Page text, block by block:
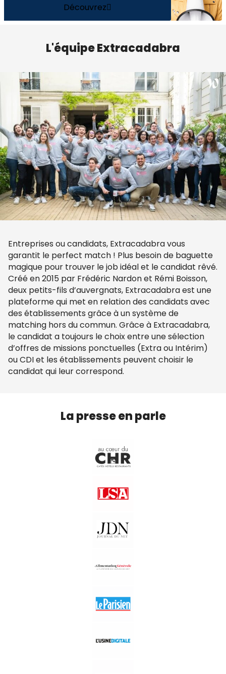
Découvrez
L'équipe Extracadabra
Entreprises ou candidats, Extracadabra vous
garantit le perfect match ! Plus besoin de baguette
magique pour trouver le job idéal et le candidat rêvé.
Créé en 2015 par Frédéric Nardon et Rémi Boisson,
deux petits-fils d’auvergnats, Extracadabra est une
plateforme qui met en relation des candidats avec
des établissements grâce à un système de
matching hors du commun. Grâce à Extracadabra,
le candidat a toujours le choix entre une sélection
d’offres de missions ponctuelles (Extra ou Intérim)
ou CDI et les établissements peuvent choisir le
candidat qui leur correspond.
La presse en parle